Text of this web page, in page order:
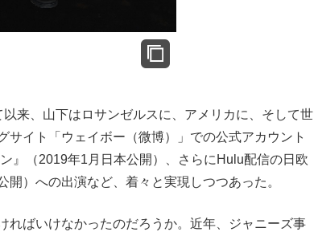
来、山下はロサンゼルスに、アメリカに、そして世
イト「ウェイボー（微博）」での公式アカウント
』（2019年1月日本公開）、さらにHulu配信の日欧
）への出演など、着々と実現しつつあった。
ばいけなかったのだろうか。近年、ジャニーズ事